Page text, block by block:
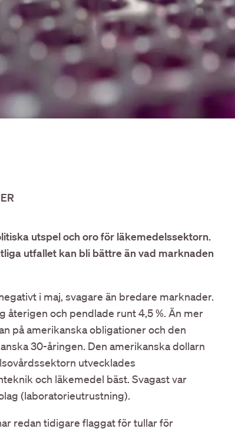
utspel och oro för läkemedelssektorn.
utfallet kan bli bättre än vad marknaden
i maj, svagare än bredare marknader.
återigen och pendlade runt 4,5 %. Än mer
på amerikanska obligationer och den
30-åringen. Den amerikanska dollarn
utvecklades
och läkemedel bäst. Svagast var
(laboratorieutrustning).
redan tidigare flaggat för tullar för